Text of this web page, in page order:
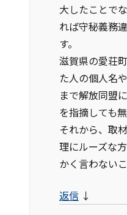
大したことで
れば守秘義務
す。
滋賀県の愛荘
た人の個人名
まで解放同盟
を指摘しても
それから、取
理にルーズな
かく言わない
返信 ↓